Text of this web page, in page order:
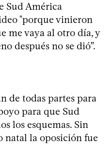
Sud América
"porque vinieron
me vaya al otro día, y
después no se dió”.
de todas partes para
para que Sud
los esquemas. Sin
natal la oposición fue